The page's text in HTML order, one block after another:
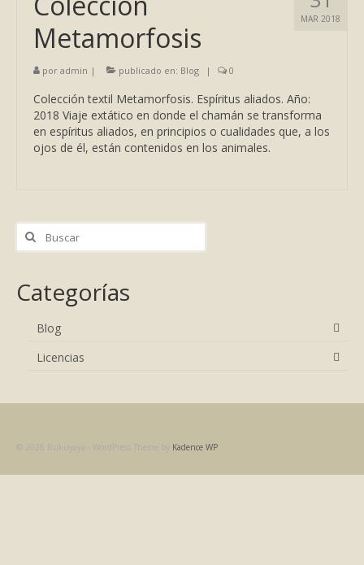
MAR 2018
Metamorfosis
por admin | publicado en: Blog | 0
Colección textil Metamorfosis. Espíritus aliados. Año:
2018 Viaje extático en donde el chamán se transforma
en espíritus aliados, en principios o cualidades que, a los
ojos de él, están contenidos en los animales.
Buscar
por:
Categorías
Blog
Licencias
© 2026 Rukuyaya - WordPress Theme by Kadence WP